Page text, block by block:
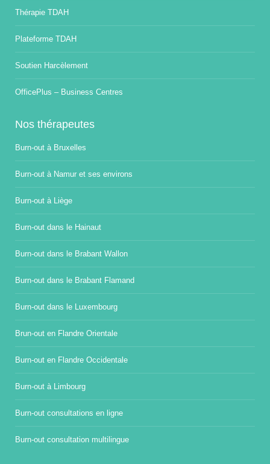
Thérapie TDAH
Plateforme TDAH
Soutien Harcèlement
OfficePlus – Business Centres
Nos thérapeutes
Burn-out à Bruxelles
Burn-out à Namur et ses environs
Burn-out à Liège
Burn-out dans le Hainaut
Burn-out dans le Brabant Wallon
Burn-out dans le Brabant Flamand
Burn-out dans le Luxembourg
Brun-out en Flandre Orientale
Burn-out en Flandre Occidentale
Burn-out à Limbourg
Burn-out consultations en ligne
Burn-out consultation multilingue